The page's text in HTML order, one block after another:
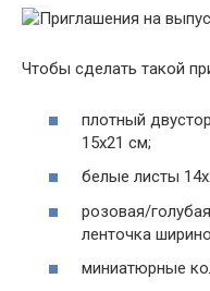
Чтобы сделать такой
плотный
15х21 см;
белые листы
розовая/
ленточка
миниатюрные